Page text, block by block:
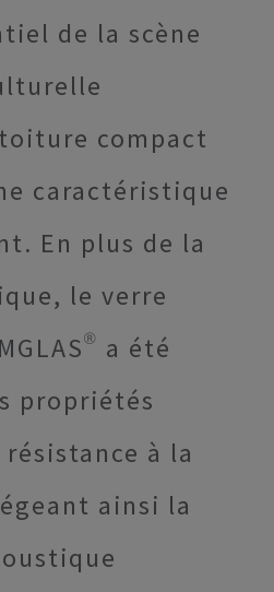
de la scène
compact
caractéristique
En plus de la
le verre
a été
propriétés
à la
ainsi la